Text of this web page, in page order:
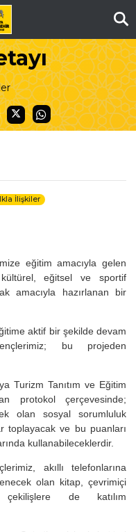
İlişkiler
eğitim amacıyla gelen
eğitsel ve sportif
amacıyla hazırlanan bir
aktif bir şekilde devam
bu projeden
Turizm Tanıtım ve Eğitim
protokol çerçevesinde;
olan sosyal sorumluluk
toplayacak ve bu puanları
kullanabileceklerdir.
akıllı telefonlarına
olan kitap, çevrimiçi
de katılım